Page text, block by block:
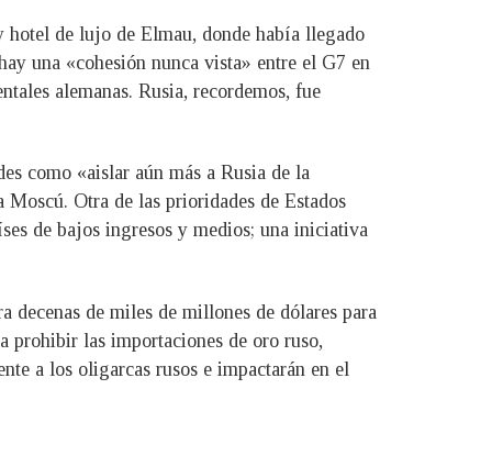
de lujo de Elmau, donde había llegado
una «cohesión nunca vista» entre el G7 en
alemanas. Rusia, recordemos, fue
como «aislar aún más a Rusia de la
Otra de las prioridades de Estados
de bajos ingresos y medios; una iniciativa
de miles de millones de dólares para
prohibir las importaciones de oro ruso,
a los oligarcas rusos e impactarán en el